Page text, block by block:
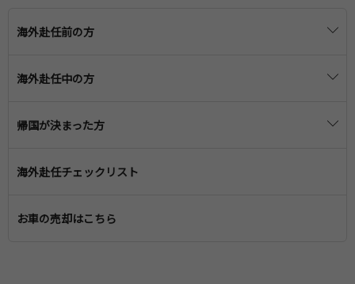
海外赴任前の方
海外赴任の準備
渡航前の医療
車の保管・売却
海外赴任中の方
赴任先での生活
一時帰国の準備
一時帰国中の学校・医療
帰国が決まった方
日本への帰国準備
帰国の引っ越し準備
海外赴任チェックリスト
お車の売却はこちら